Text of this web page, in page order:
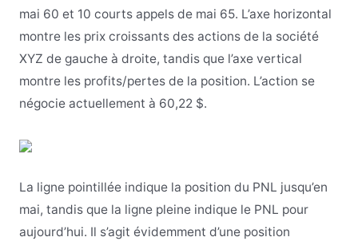
mai 60 et 10 courts appels de mai 65. L’axe horizontal
montre les prix croissants des actions de la société
XYZ de gauche à droite, tandis que l’axe vertical
montre les profits/pertes de la position. L’action se
négocie actuellement à 60,22 $.
La ligne pointillée indique la position du PNL jusqu’en
mai, tandis que la ligne pleine indique le PNL pour
aujourd’hui. Il s’agit évidemment d’une position